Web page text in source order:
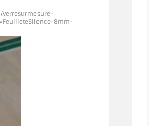
verresurmesure-
-8mm-